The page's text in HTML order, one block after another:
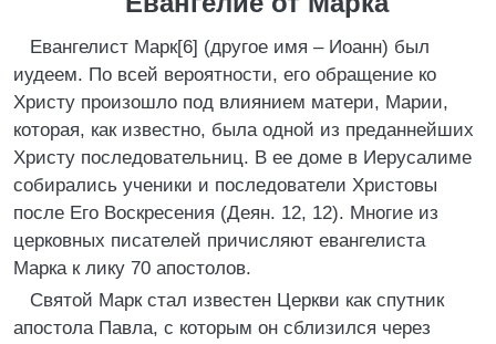
Евангелист Марк[6] (другое имя – Иоанн) был
иудеем. По всей вероятности, его обращение ко
Христу произошло под влиянием матери, Марии,
которая, как известно, была одной из преданнейших
Христу последовательниц. В ее доме в Иерусалиме
собирались ученики и последователи Христовы
после Его Воскресения (Деян. 12, 12). Многие из
церковных писателей причисляют евангелиста
Марка к лику 70 апостолов.
Святой Марк стал известен Церкви как спутник
апостола Павла, с которым он сблизился через